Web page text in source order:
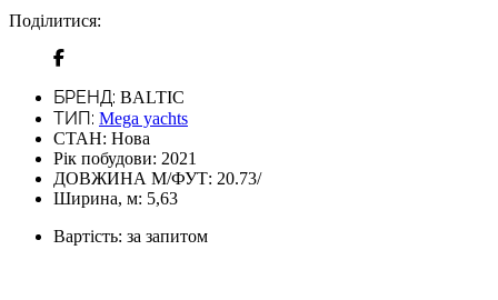
Поділитися:
БРЕНД: BALTIC
ТИП: Mega yachts
СТАН: Нова
Рік побудови: 2021
ДОВЖИНА М/ФУТ: 20.73/
Ширина, м: 5,63
Вартість: за запитом